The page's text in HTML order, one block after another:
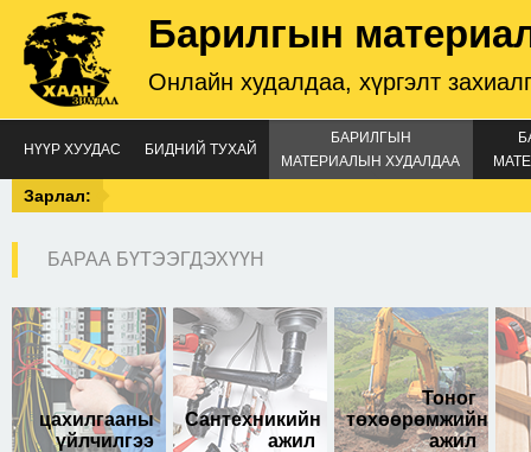
Барилгын
Онлайн худалдаа, хүргэлт
НҮҮР ХУУДАС БИДНИЙ ТУХАЙ
БАРИЛГЫН
МАТЕРИАЛЫН ХУДАЛДАА
Зарлал:
БАРАА БҮТЭЭГДЭХҮҮН
цахилгааны
үйлчилгээ
Сантехникийн
ажил
Тоног
төхөөрөмжийн
ажил